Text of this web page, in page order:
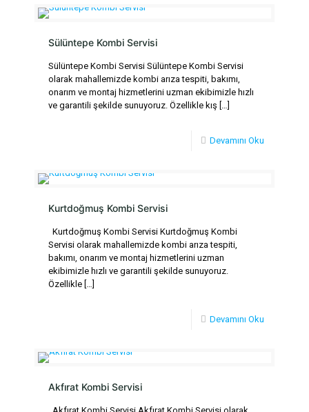
Sülüntepe Kombi Servisi
Sülüntepe Kombi Servisi Sülüntepe Kombi Servisi
olarak mahallemizde kombi arıza tespiti, bakımı,
onarım ve montaj hizmetlerini uzman ekibimizle hızlı
ve garantili şekilde sunuyoruz. Özellikle kış […]
Devamını Oku
Kurtdoğmuş Kombi Servisi
Kurtdoğmuş Kombi Servisi Kurtdoğmuş Kombi
Servisi olarak mahallemizde kombi arıza tespiti,
bakımı, onarım ve montaj hizmetlerini uzman
ekibimizle hızlı ve garantili şekilde sunuyoruz.
Özellikle […]
Devamını Oku
Akfırat Kombi Servisi